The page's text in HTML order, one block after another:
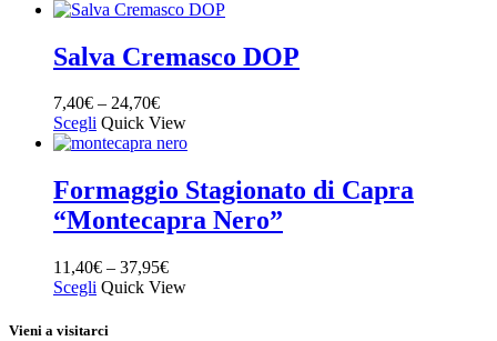
Salva Cremasco DOP
7,40€ – 24,70€
Scegli Quick View
Formaggio Stagionato di Capra
“Montecapra Nero”
11,40€ – 37,95€
Scegli Quick View
Vieni a visitarci